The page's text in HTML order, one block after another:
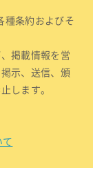
種条約およびそ
掲載情報を営
示、送信、頒
します。
て